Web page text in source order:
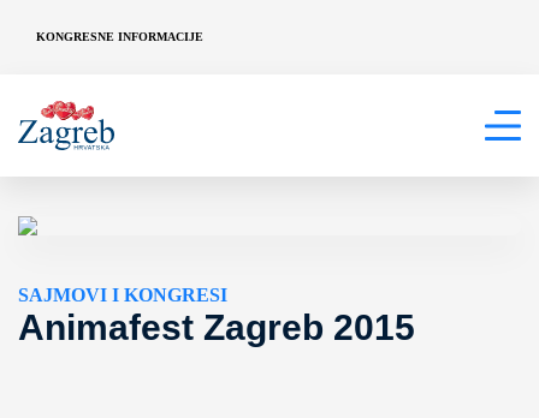
KONGRESNE INFORMACIJE
SAJMOVI I KONGRESI
Animafest Zagreb 2015